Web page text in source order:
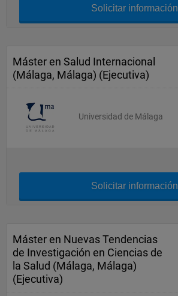
Solicitar información
Máster en Salud Internacional
(Málaga, Málaga) (Ejecutiva)
Universidad de Málaga
Solicitar información
Máster en Nuevas Tendencias
de Investigación en Ciencias de
la Salud (Málaga, Málaga)
(Ejecutiva)